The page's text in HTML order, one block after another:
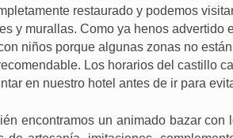
restaurado y podemos
y murallas. Como ya henos advertido
niños porque algunas zonas no
Los horarios del castillo
en nuestro hotel antes de ir para
encontramos un animado bazar con